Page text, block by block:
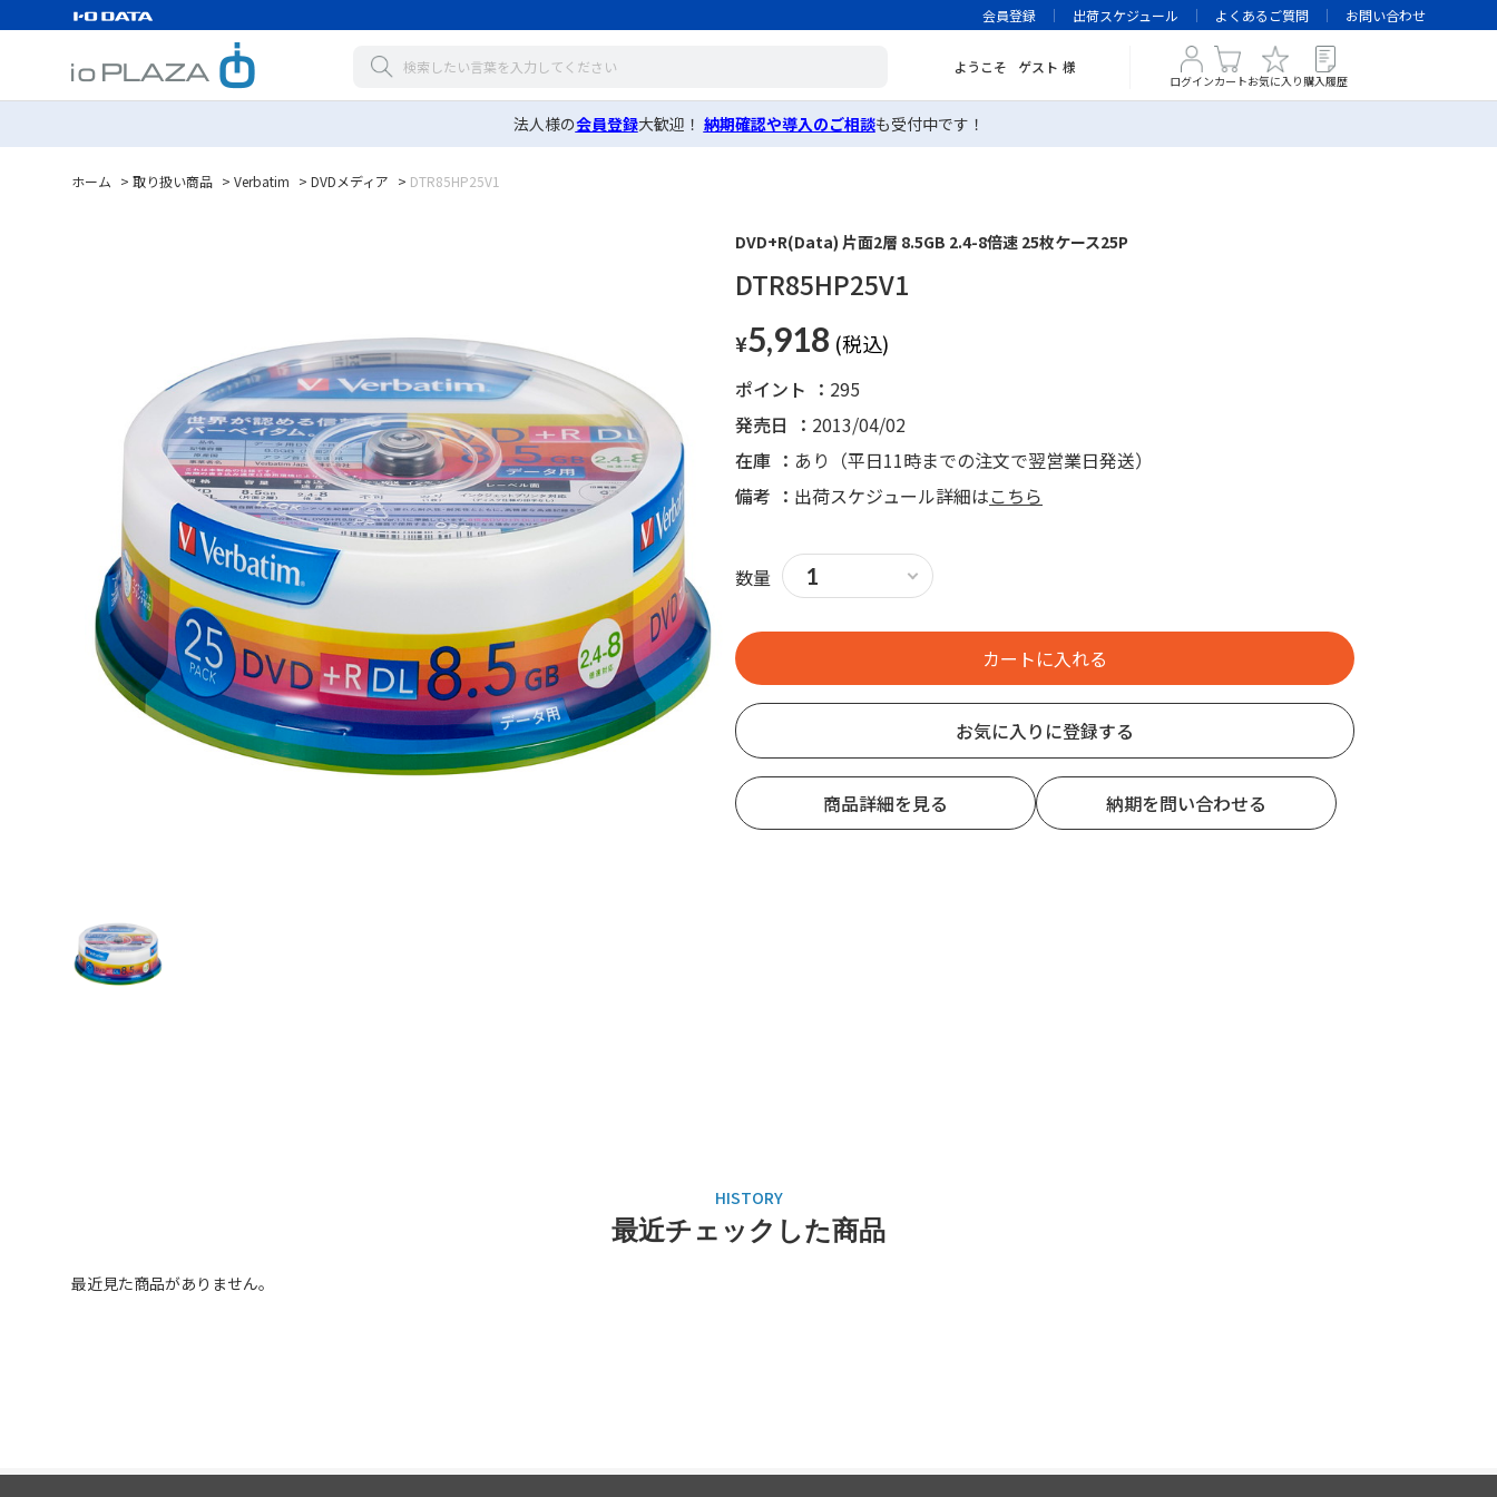
会員登録 出荷スケジュール よくあるご質問 お問い合わせ
ようこそ ゲスト 様
ログインカートお気に入り 購入履歴
法人様の会員登録大歓迎！ 納期確認や導入のご相談も受付中です！
ホーム > 取り扱い商品 > Verbatim > DVDメディア > DTR85HP25V1
DVD+R(Data) 片面2層 8.5GB 2.4-8倍速 25枚ケース25P
DTR85HP25V1
¥5,918
発売日 2013/04/02
ポイント 295
在庫
あり（平日11時までの注文で翌営業日発送）
備考
出荷スケジュール詳細はこちら
数量
お気に入りに登録する
商品詳細を見る 納期を問い合わせる
最近チェックした商品
最近見た商品がありません。